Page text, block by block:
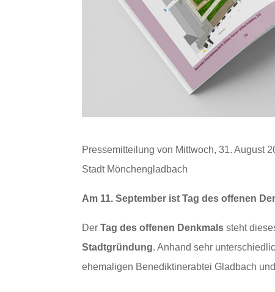
Pressemitteilung von Mittwoch, 31. August
Stadt Mönchengladbach
Am 11. September ist Tag des offenen
DerTag des offenen Denkmals steht
Stadtgründung. Anhand sehr
ehemaligen Benediktinerabtei Gladbach